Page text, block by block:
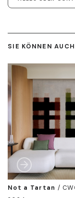
SIE KÖNNEN
Not a Tartan /